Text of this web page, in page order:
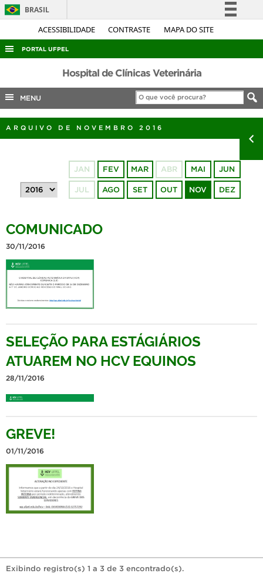
ACESSIBILIDADE CONTRASTE MAPA DO SITE
BRASIL
Simplifique!
Legislação
Canais
PORTAL UFPEL
ACESSO À INFORMAÇÃO
AUDITORIA
COBALTO
CONCURSOS
OUVIDORIA
TELEFONES
Hospital de Clínicas Veterinária
MENU
ARQUIVO DE NOVEMBRO 2016
JAN FEV MAR ABR MAI JUN
JUL AGO SET OUT NOV DEZ
COMUNICADO
30/11/2016
SELEÇÃO PARA ESTÁGIÁRIOS
ATUAREM NO HCV EQUINOS
28/11/2016
GREVE!
01/11/2016
Exibindo registro(s) 1 a 3 de 3 encontrado(s).